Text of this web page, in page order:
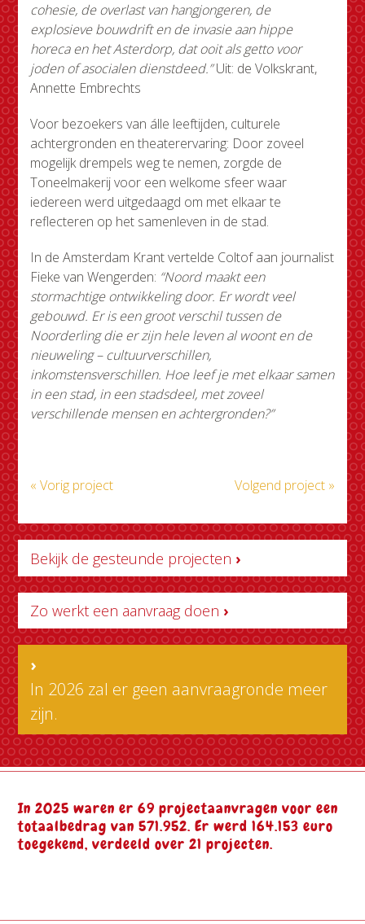
cohesie, de overlast van hangjongeren, de
explosieve bouwdrift en de invasie aan hippe
horeca en het Asterdorp, dat ooit als getto voor
joden of asocialen dienstdeed.”Uit: de Volkskrant,
Annette Embrechts
Voor bezoekers van álle leeftijden, culturele
achtergronden en theaterervaring: Door zoveel
mogelijk drempels weg te nemen, zorgde de
Toneelmakerij voor een welkome sfeer waar
iedereen werd uitgedaagd om met elkaar te
reflecteren op het samenleven in de stad.
In de Amsterdam Krant vertelde Coltof aan journalist
Fieke van Wengerden: “Noord maakt een
stormachtige ontwikkeling door. Er wordt veel
gebouwd. Er is een groot verschil tussen de
Noorderling die er zijn hele leven al woont en de
nieuweling – cultuurverschillen,
inkomstensverschillen. Hoe leef je met elkaar samen
in een stad, in een stadsdeel, met zoveel
verschillende mensen en achtergronden?”
« Vorig project Volgend project »
Bekijk de gesteunde projecten ›
Zo werkt een aanvraag doen ›
›
In 2026 zal er geen aanvraagronde meer
zijn.
In 2025 waren er 69 projectaanvragen voor een
totaalbedrag van 571.952. Er werd 164.153 euro
toegekend, verdeeld over 21 projecten.